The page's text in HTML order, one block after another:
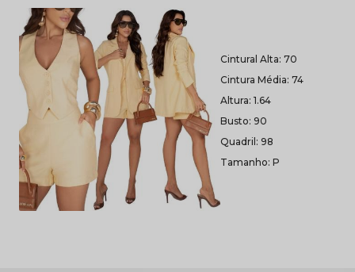
Cintural Alta: 70
Cintura Média: 74
Altura: 1.64
Busto: 90
Quadril: 98
Tamanho: P